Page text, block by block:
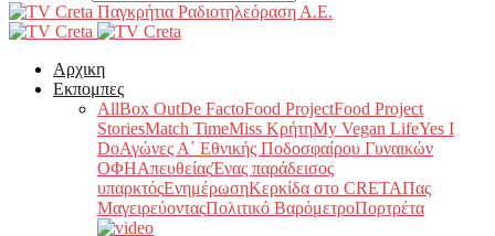
Παγκρήτια Ραδιοτηλεόραση Α.Ε.
Αρχικη
Εκπομπες
AllBox OutDe FactoFood ProjectFood Project
StoriesMatch TimeMiss ΚρήτηMy Vegan LifeYes I
DoΑγώνες Α΄ Εθνικής Ποδοσφαίρου Γυναικών
ΟΦΗΑπευθείαςΈνας παράδεισος
υπαρκτόςΕνημέρωσηΚερκίδα στο CRETAΠας
ΜαγειρεύονταςΠολιτικό ΒαρόμετροΠορτρέτα